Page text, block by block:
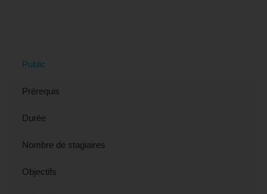
Public
Prérequis
Durée
Nombre de stagiaires
Objectifs